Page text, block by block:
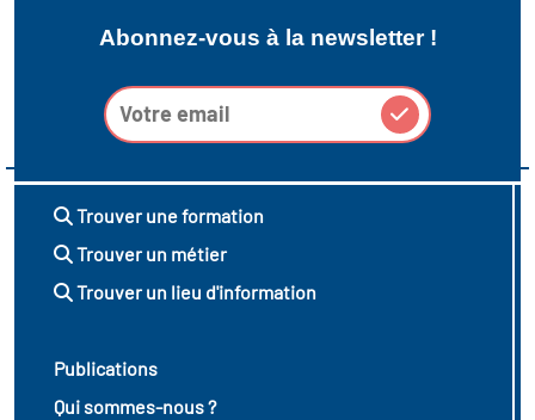
Abonnez-vous à la newsletter !
Trouver une formation
Trouver un métier
Trouver un lieu d'information
Publications
Qui sommes-nous ?